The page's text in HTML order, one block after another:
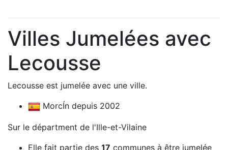
Villes Jumelées avec
Lecousse
Lecousse est jumelée avec une ville.
MorcÍn depuis 2002
Sur le départment de l'Ille-et-Vilaine
Elle fait partie des 17 communes à être jumelée